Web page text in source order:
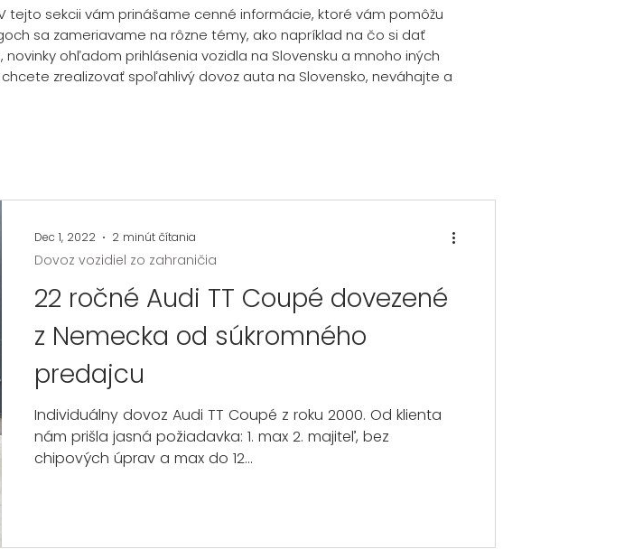
sekcii vám prinášame cenné informácie, ktoré vám pomôžu
sa zameriavame na rôzne témy, ako napríklad na čo si dať
novinky ohľadom prihlásenia vozidla na Slovensku a mnoho iných
zrealizovať spoľahlivý dovoz auta na Slovensko, neváhajte a
22 ročné Audi TT Coupé dovezené
z Nemecka od súkromného
predajcu
Individuálny dovoz Audi TT Coupé z roku 2000. Od klienta
nám prišla jasná požiadavka: 1. max 2. majiteľ, bez
chipových úprav a max do 12...
Dovoz vozidiel zo zahraničia
Dec 1, 2022 2 minút čítania